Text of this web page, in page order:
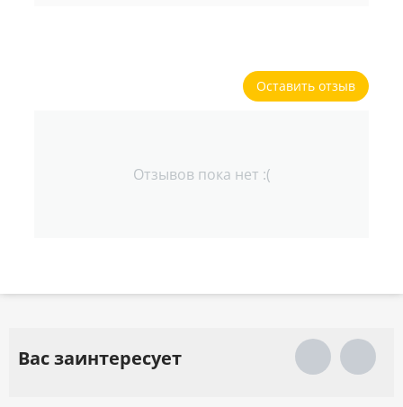
Оставить отзыв
Отзывов пока нет :(
Вас заинтересует